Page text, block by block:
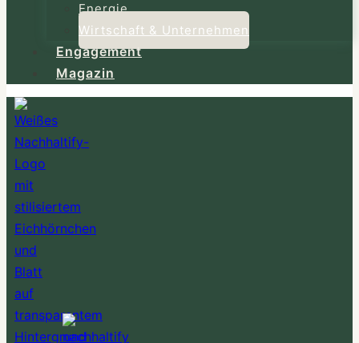
Energie
Wirtschaft & Unternehmen
Engagement
Magazin